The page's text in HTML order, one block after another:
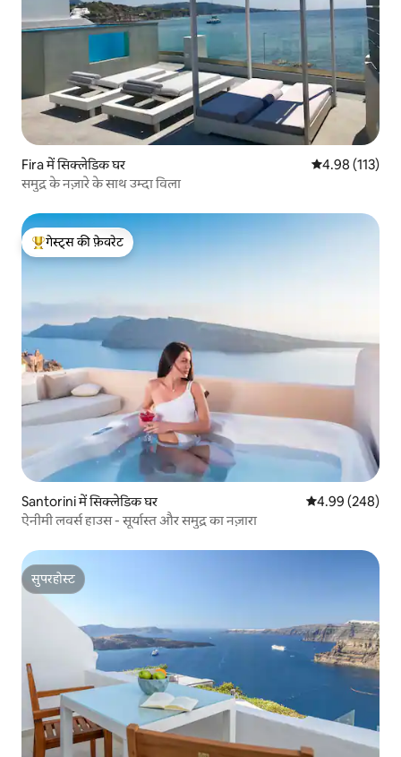
Fira में सिक्लेडिक घर औसत रेटिंग 5 में से
4.98 (113)
समुद्र के नज़ारे के साथ उम्दा विला
गेस्ट्स का टॉप फ़ेवरेट
गेस्ट्स की फ़ेवरेट
Santorini में सिक्लेडिक घर औसत रेटिंग 5 में से
4.99 (248)
ऐनीमी लवर्स हाउस - सूर्यास्त और समुद्र का नज़ारा
सुपरहोस्ट
सुपरहोस्ट